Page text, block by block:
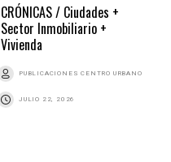
CRÓNICAS / Ciudades +
Sector Inmobiliario +
Vivienda
PUBLICACIONES CENTRO URBANO
JULIO 22, 2026